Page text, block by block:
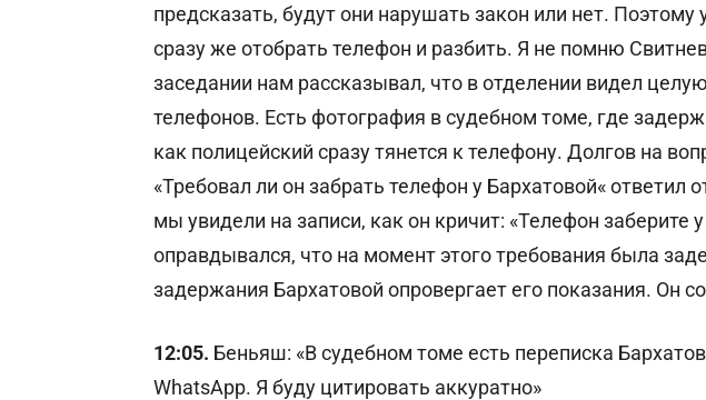
предсказать, будут они нарушать закон или нет. Поэтому
сразу же отобрать телефон и разбить. Я не помню
заседании нам рассказывал, что в отделении видел
телефонов. Есть фотография в судебном томе, где
как полицейский сразу тянется к телефону. Долгов на
«Требовал ли он забрать телефон у Бархатовой« ответил
мы увидели на записи, как он кричит: «Телефон заберите
оправдывался, что на момент этого требования была
задержания Бархатовой опровергает его показания. Он
12:05. Беньяш: «В судебном томе есть переписка
WhatsApp. Я буду цитировать аккуратно»